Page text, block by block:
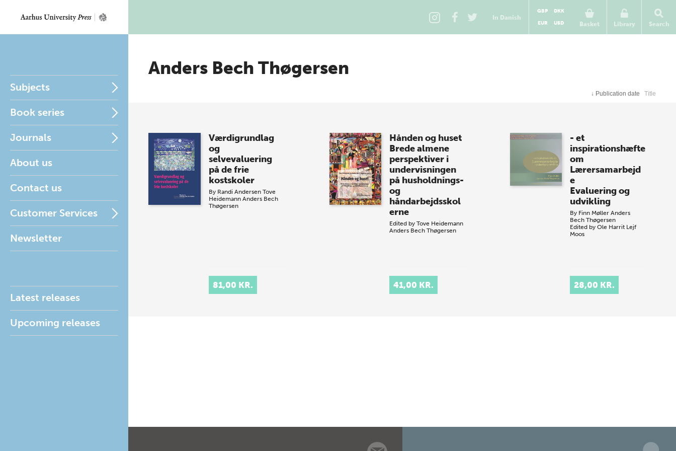
In Danish
Basket
GBP
DKK
EUR
USD Library Search
Subjects
Book series
Journals
About us
Contact us
Customer Services
Newsletter
Latest releases
Upcoming releases
Anders Bech Thøgersen
↓ Publication date Title
Værdigrundlag
og
selvevaluering
på de frie
kostskoler
By Randi Andersen Tove
Heidemann Anders Bech
Thøgersen
81,00 KR.
Hånden og huset
Brede almene
perspektiver i
undervisningen
på husholdnings-
og
håndarbejdsskol
erne
Edited by Tove Heidemann
Anders Bech Thøgersen
41,00 KR.
- et
inspirationshæfte
om
Lærersamarbejd
e
Evaluering og
udvikling
By Finn Møller Anders
Bech Thøgersen
Edited byOle Harrit Lejf
Moos
28,00 KR.